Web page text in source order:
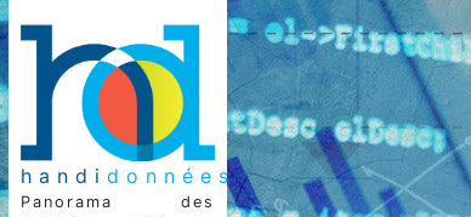
handi données
Panorama des